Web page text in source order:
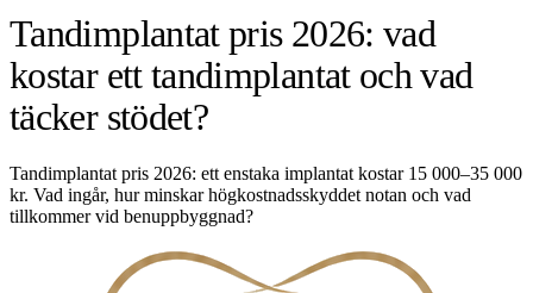
Tandimplantat pris 2026: vad
kostar ett tandimplantat och vad
täcker stödet?
Tandimplantat pris 2026: ett enstaka implantat kostar 15 000–35 000
kr. Vad ingår, hur minskar högkostnadsskyddet notan och vad
tillkommer vid benuppbyggnad?